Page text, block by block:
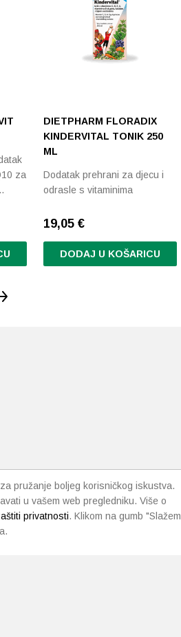
za
DIETPHARM FLORADIX
KINDERVITAL TONIK 250
ML
Dodatak prehrani za djecu i
odrasle s vitaminima
19,05€
DODAJ U KOŠARICU
pružanje boljeg korisničkog iskustva.
u vašem web pregledniku. Više o
privatnosti. Klikom na gumb "Slažem